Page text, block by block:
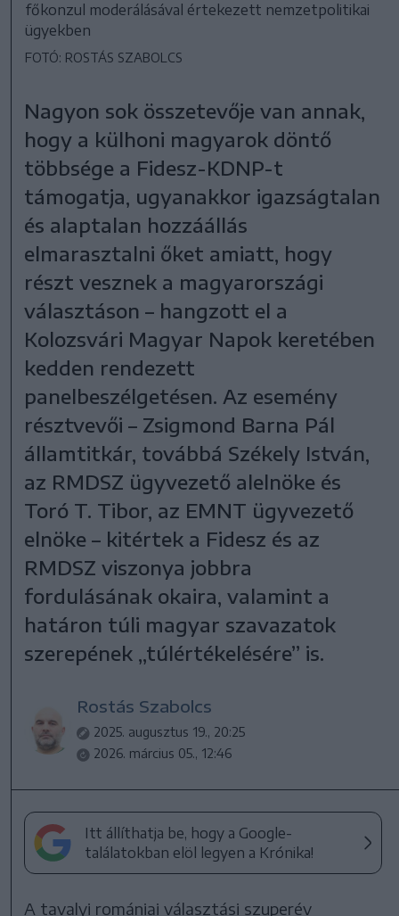
főkonzul moderálásával értekezett nemzetpolitikai
ügyekben
FOTÓ: ROSTÁS SZABOLCS
Nagyon sok összetevője van annak,
hogy a külhoni magyarok döntő
többsége a Fidesz-KDNP-t
támogatja, ugyanakkor igazságtalan
és alaptalan hozzáállás
elmarasztalni őket amiatt, hogy
részt vesznek a magyarországi
választáson – hangzott el a
Kolozsvári Magyar Napok keretében
kedden rendezett
panelbeszélgetésen. Az esemény
résztvevői – Zsigmond Barna Pál
államtitkár, továbbá Székely István,
az RMDSZ ügyvezető alelnöke és
Toró T. Tibor, az EMNT ügyvezető
elnöke – kitértek a Fidesz és az
RMDSZ viszonya jobbra
fordulásának okaira, valamint a
határon túli magyar szavazatok
szerepének „túlértékelésére” is.
Rostás Szabolcs
2025. augusztus 19., 20:25
2026. március 05., 12:46
Itt állíthatja be, hogy a Google-
találatokban elöl legyen a Krónika!
A tavalyi romániai választási szuperév